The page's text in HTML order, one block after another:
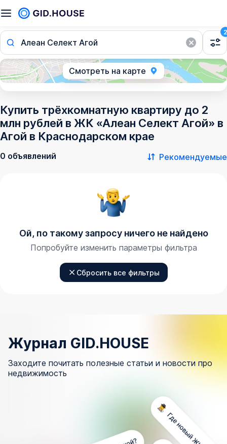
Алеан Селект Агой
2
Смотреть на карте
Купить трёхкомнатную квартиру до 2
млн рублей в ЖК «Алеан Селект Агой» в
Агой в Краснодарском крае
0 объявлений Рекомендуемые
Ой, по такому запросу ничего не найдено
Попробуйте изменить параметры фильтра
Сбросить все фильтры
Журнал GID.HOUSE
Заходите почитать полезные статьи и новости про
недвижимость